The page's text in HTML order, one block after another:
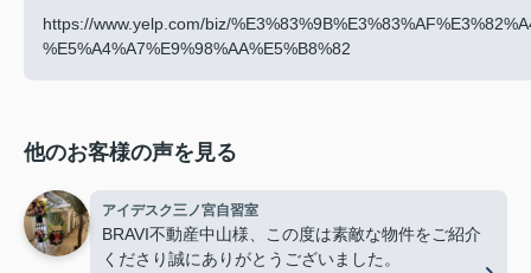
https://www.yelp.com/biz/
%E5%A4%A7%E9%98%AA%E5%B8%82
他のお客様の声を見る
アイデスク三ノ宮自習室
BRAVI不動産中山様、この度は素敵な物件をご紹介
くださり誠にありがとうございました。